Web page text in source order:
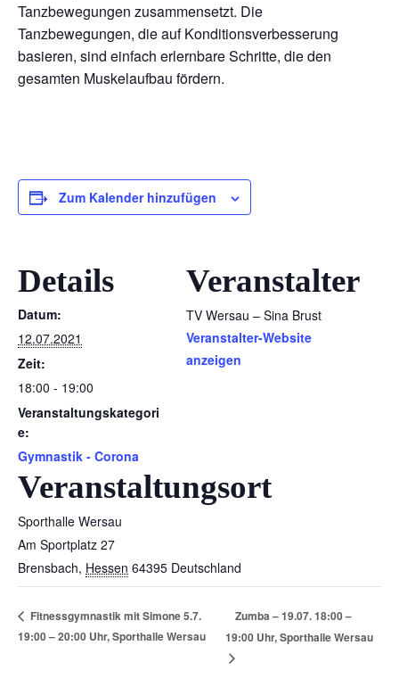
Tanzbewegungen zusammensetzt. Die
Tanzbewegungen, die auf Konditionsverbesserung
basieren, sind einfach erlernbare Schritte, die den
gesamten Muskelaufbau fördern.
Zum Kalender hinzufügen
Details
Datum:
12.07.2021
Zeit:
18:00 - 19:00
Veranstaltungskategori
e:
Gymnastik - Corona
Veranstaltungsort
Sporthalle Wersau
Am Sportplatz 27
Brensbach, Hessen 64395 Deutschland
Veranstalter
TV Wersau – Sina Brust
Veranstalter-Website
anzeigen
Fitnessgymnastik mit Simone 5.7.
19:00 – 20:00 Uhr, Sporthalle Wersau
Zumba – 19.07. 18:00 –
19:00 Uhr, Sporthalle Wersau